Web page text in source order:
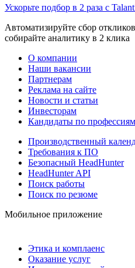
Ускорьте подбор в 2 раза с
Автоматизируйте сбор
собирайте аналитику в 2 клика
О компании
Наши вакансии
Партнерам
Реклама на сайте
Новости и статьи
Инвесторам
Кандидаты по профессиям
Производственный
Требования к ПО
Безопасный HeadHunter
HeadHunter API
Поиск работы
Поиск по резюме
Мобильное приложение
Этика и комплаенс
Оказание услуг